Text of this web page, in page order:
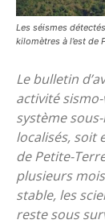
Les séismes
kilomètres à l’est de
Le bulletin
activité
système
localisés, soit
de Petite-
plusieurs
stable, les
reste sous